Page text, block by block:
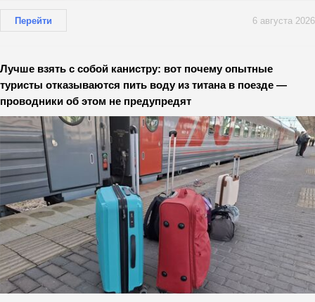
Перейти 6 августа 2026
Лучше взять с собой канистру: вот почему опытные
туристы отказываются пить воду из титана в поезде —
проводники об этом не предупредят